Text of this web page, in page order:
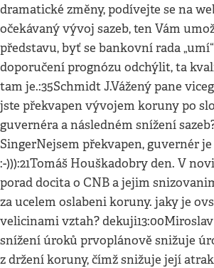
dramatické změny, podívejte se na
očekávaný vývoj sazeb, ten Vám
představu, byť se bankovní rada
doporučení prognózu odchýlit, ta
tam je.:35Schmidt J.Vážený pane
jste překvapen vývojem koruny po
guvernéra a následném snížení
SingerNejsem překvapen, guvernér
:-))):21Tomáš Houškadobry den. V
porad docita o CNB a jejim
za ucelem oslabeni koruny. jaky je
velicinami vztah?
snížení úroků prvoplánově snižuje
z držení koruny, čímž snižuje její